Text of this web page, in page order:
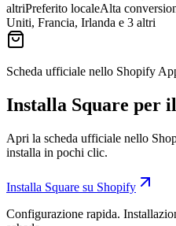
altriPreferito localeAlta
Uniti, Francia, Irlanda e 3 altri
Scheda ufficiale nello Shopify
Installa Square per
Apri la scheda ufficiale nello
installa in pochi clic.
Installa Square su Shopify
Configurazione rapida.